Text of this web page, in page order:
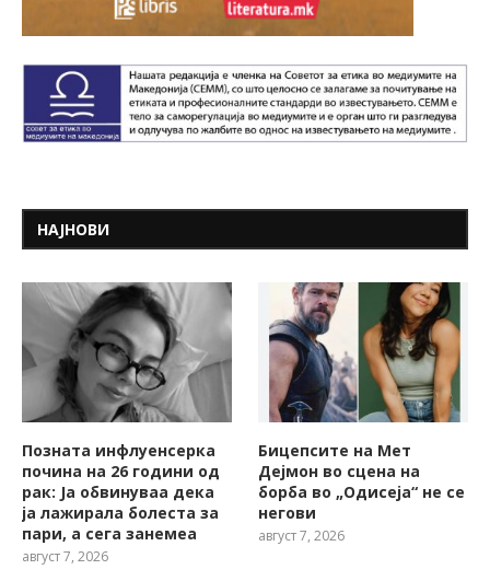
НАЈНОВИ
Позната инфлуенсерка
почина на 26 години од
рак: Ја обвинуваа дека
ја лажирала болеста за
пари, а сега занемеа
август 7, 2026
Бицепсите на Мет
Дејмон во сцена на
борба во „Одисеја“ не се
негови
август 7, 2026